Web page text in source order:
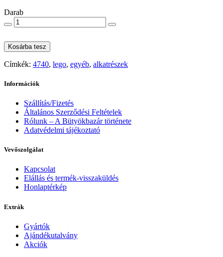
Darab
Kosárba tesz
Címkék: 4740, lego, egyéb, alkatrészek
Információk
Szállítás/Fizetés
Általános Szerződési Feltételek
Rólunk – A Bütyökbazár története
Adatvédelmi tájékoztató
Vevőszolgálat
Kapcsolat
Elállás és termék-visszaküldés
Honlaptérkép
Extrák
Gyártók
Ajándékutalvány
Akciók